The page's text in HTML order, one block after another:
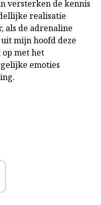
versterken de kennis
realisatie
als de adrenaline
mijn hoofd deze
met het
emoties